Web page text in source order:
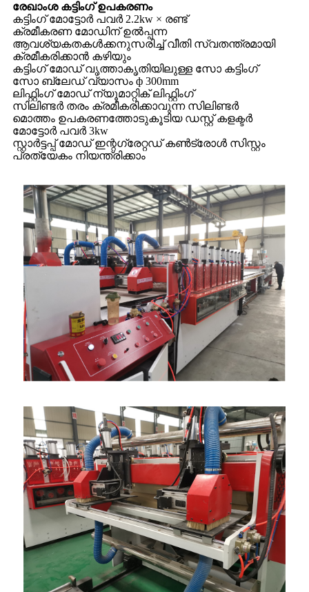
രേഖാംശ കട്ടിംഗ് ഉപകരണം
കട്ടിംഗ് മോട്ടോർ പവർ 2.2kw × രണ്ട്
ക്രമീകരണ മോഡിന് ഉൽപ്പന്ന
ആവശ്യകതകൾക്കനുസരിച്ച് വീതി സ്വതന്ത്രമായി
ക്രമീകരിക്കാൻ കഴിയും
കട്ടിംഗ് മോഡ് വൃത്താകൃതിയിലുള്ള സോ കട്ടിംഗ്
സോ ബ്ലേഡ് വ്യാസം ф 300mm
ലിഫ്റ്റിംഗ് മോഡ് ന്യൂമാറ്റിക് ലിഫ്റ്റിംഗ്
സിലിണ്ടർ തരം ക്രമീകരിക്കാവുന്ന സിലിണ്ടർ
മൊത്തം ഉപകരണത്തോടുകൂടിയ ഡസ്റ്റ് കളക്ടർ
മോട്ടോർ പവർ 3kw
സ്റ്റാർട്ടപ്പ് മോഡ് ഇന്റഗ്രേറ്റഡ് കൺട്രോൾ സിസ്റ്റം
പ്രത്യേകം നിയന്ത്രിക്കാം